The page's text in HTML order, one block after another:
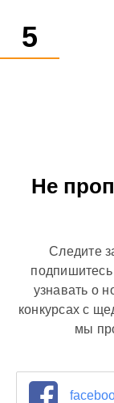
Не
Следите
узнавать о
конкурсах с
мы